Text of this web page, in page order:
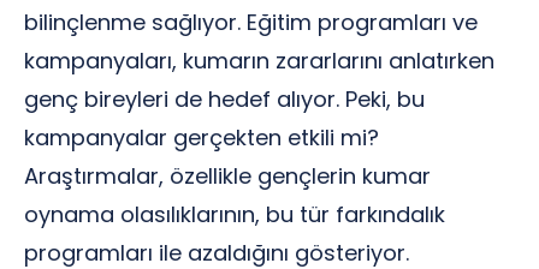
bilinçlenme sağlıyor. Eğitim programları ve
kampanyaları, kumarın zararlarını anlatırken
genç bireyleri de hedef alıyor. Peki, bu
kampanyalar gerçekten etkili mi?
Araştırmalar, özellikle gençlerin kumar
oynama olasılıklarının, bu tür farkındalık
programları ile azaldığını gösteriyor.